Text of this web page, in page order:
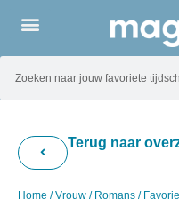
Terug naar
Home /Vrouw / Romans /